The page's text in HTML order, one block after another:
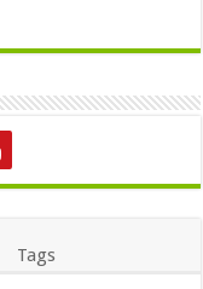
Tags